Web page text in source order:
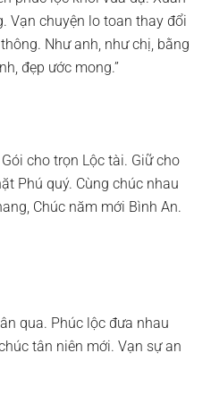
Vạn chuyện lo toan thay đổi
Như anh, như chị, bằng
đẹp ước mong.”
cho trọn Lộc tài. Giữ cho
Phú quý. Cùng chúc nhau
Chúc năm mới Bình An.
qua. Phúc lộc đưa nhau
tân niên mới. Vạn sự an